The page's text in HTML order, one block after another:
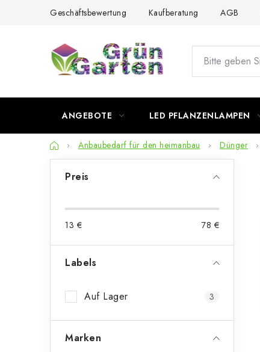
Geschäftsbewertung Kaufberatung AGB
ANGEBOTE LED PFLANZENLAMPEN
StartseiteAnbaubedarf für den heimanbau Dünger
t
e
Preis
13 € 78 €
Labels
Auf Lager 3
Marken